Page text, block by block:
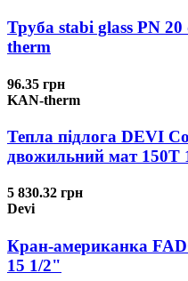
Труба stabi glass PN
therm
96.35 грн
KAN-therm
Тепла підлога DEVI
двожильний мат 150T
5 830.32 грн
Devi
Кран-американка
15 1/2"